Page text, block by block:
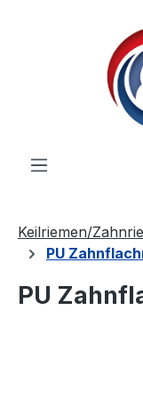
Zum Hauptinhalt
Keilriemen/
PU
PU